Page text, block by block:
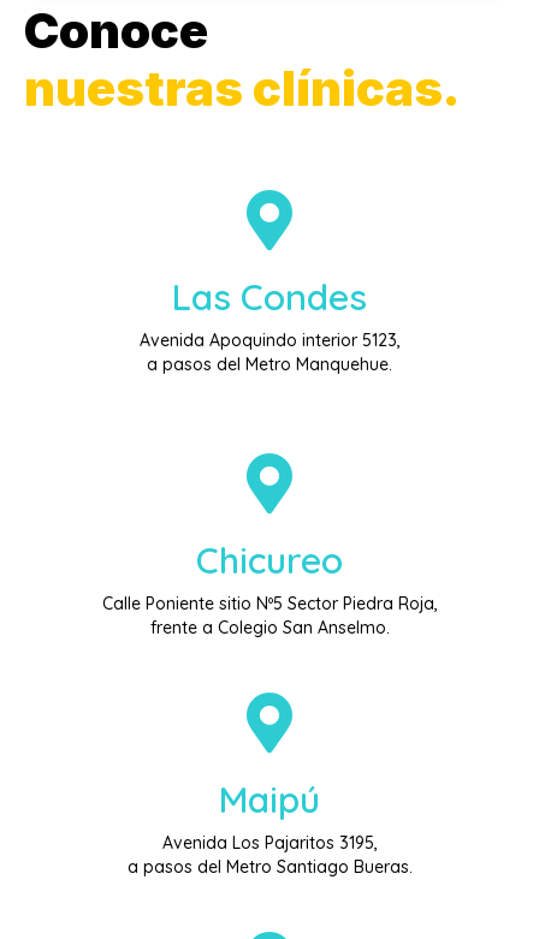
Conoce
nuestras clínicas.
Las Condes
Avenida Apoquindo interior 5123,
a pasos del Metro Manquehue.
Chicureo
Calle Poniente sitio Nº5 Sector Piedra Roja,
frente a Colegio San Anselmo.
Maipú
Avenida Los Pajaritos 3195,
a pasos del Metro Santiago Bueras.